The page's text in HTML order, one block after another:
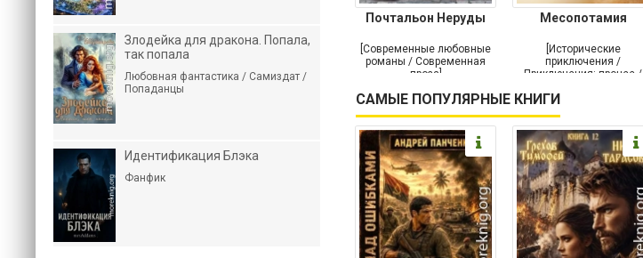
Почтальон Неруды
[Современные любовные
романы / Современная
проза]
Месопотамия
[Исторические
приключения /
Приключения: прочее /
Историческая проза]
САМЫЕ ПОПУЛЯРНЫЕ КНИГИ
Злодейка для дракона. Попала,
так попала
Любовная фантастика / Самиздат /
Попаданцы
Идентификация Блэка
Фанфик